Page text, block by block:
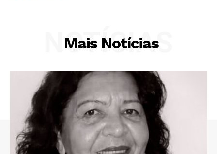
Mais Notícias
NOTÍCIAS